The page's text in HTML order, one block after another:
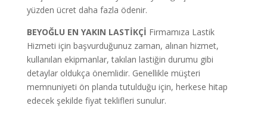
yüzden ücret daha fazla ödenir.
BEYOĞLU EN YAKIN LASTİKÇİ Firmamıza Lastik
Hizmeti için başvurduğunuz zaman, alınan hizmet,
kullanılan ekipmanlar, takılan lastiğin durumu gibi
detaylar oldukça önemlidir. Genellikle müşteri
memnuniyeti ön planda tutulduğu için, herkese hitap
edecek şekilde fiyat teklifleri sunulur.